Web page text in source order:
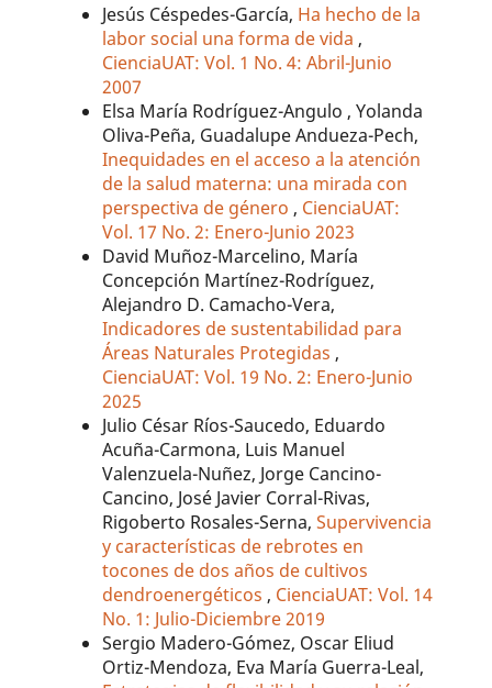
Jesús Céspedes-García, Ha hecho de la
labor social una forma de vida ,
CienciaUAT: Vol. 1 No. 4: Abril-Junio
2007
Elsa María Rodríguez-Angulo , Yolanda
Oliva-Peña, Guadalupe Andueza-Pech,
Inequidades en el acceso a la atención
de la salud materna: una mirada con
perspectiva de género , CienciaUAT:
Vol. 17 No. 2: Enero-Junio 2023
David Muñoz-Marcelino, María
Concepción Martínez-Rodríguez,
Alejandro D. Camacho-Vera,
Indicadores de sustentabilidad para
Áreas Naturales Protegidas ,
CienciaUAT: Vol. 19 No. 2: Enero-Junio
2025
Julio César Ríos-Saucedo, Eduardo
Acuña-Carmona, Luis Manuel
Valenzuela-Nuñez, Jorge Cancino-
Cancino, José Javier Corral-Rivas,
Rigoberto Rosales-Serna,Supervivencia
y características de rebrotes en
tocones de dos años de cultivos
dendroenergéticos , CienciaUAT: Vol. 14
No. 1: Julio-Diciembre 2019
Sergio Madero-Gómez, Oscar Eliud
Ortiz-Mendoza, Eva María Guerra-Leal,